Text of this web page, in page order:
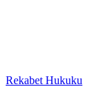
Rekabet Hukuku